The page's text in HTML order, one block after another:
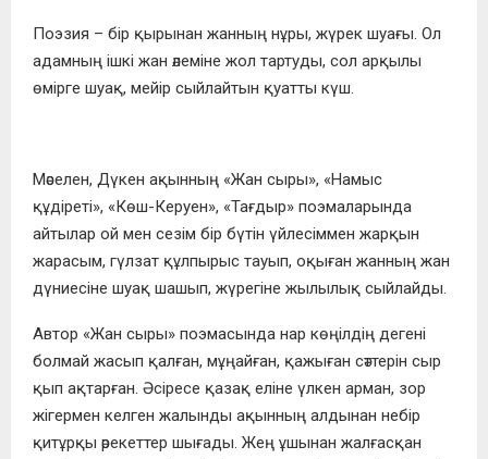
Поэзия – бір қырынан жанның нұры, жүрек шуағы. Ол
адамның ішкі жан әлеміне жол тартуды, сол арқылы
өмірге шуақ, мейір сыйлайтын қуатты күш.
Мәселен, Дүкен ақынның «Жан сыры», «Намыс
құдіреті», «Көш-Керуен», «Тағдыр» поэмаларында
айтылар ой мен сезім бір бүтін үйлесіммен жарқын
жарасым, гүлзат құлпырыс тауып, оқыған жанның жан
дүниесіне шуақ шашып, жүрегіне жылылық сыйлайды.
Автор «Жан сыры» поэмасында нар көңілдің дегені
болмай жасып қалған, мұңайған, қажыған сәттерін сыр
қып ақтарған. Әсіресе қазақ еліне үлкен арман, зор
жігермен келген жалынды ақынның алдынан небір
қитұрқы әрекеттер шығады. Жең ұшынан жалғасқан